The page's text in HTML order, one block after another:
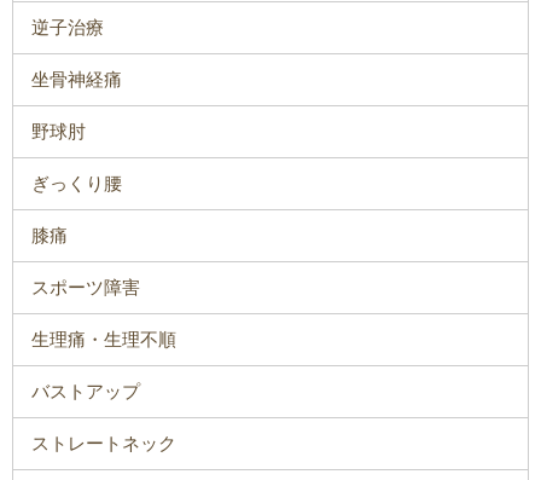
逆子治療
坐骨神経痛
野球肘
ぎっくり腰
膝痛
スポーツ障害
生理痛・生理不順
バストアップ
ストレートネック